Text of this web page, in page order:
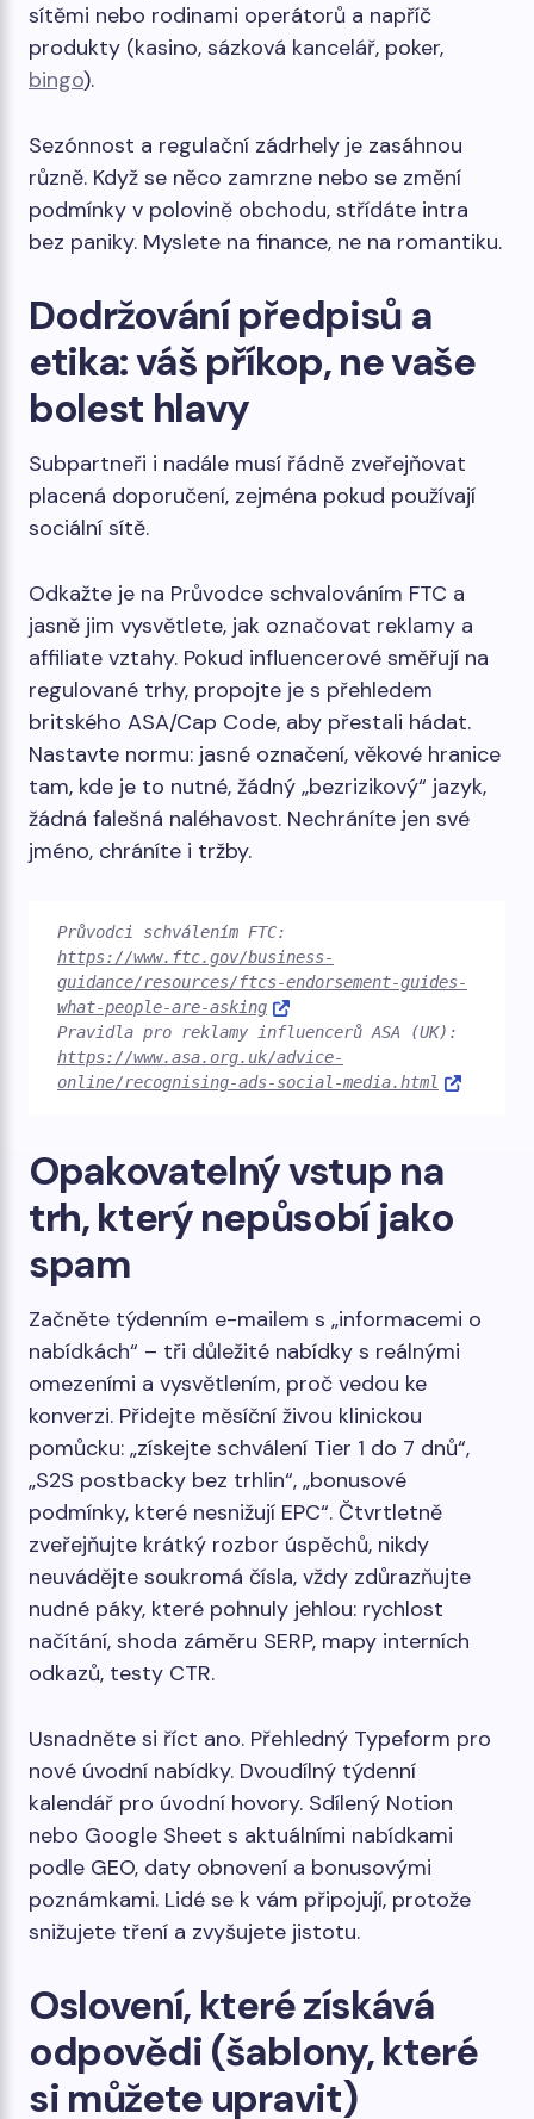
sítěmi nebo rodinami operátorů a napříč
produkty (kasino, sázková kancelář, poker,
bingo).
Sezónnost a regulační zádrhely je zasáhnou
různě. Když se něco zamrzne nebo se změní
podmínky v polovině obchodu, střídáte intra
bez paniky. Myslete na finance, ne na romantiku.
Dodržování předpisů a
etika: váš příkop, ne vaše
bolest hlavy
Subpartneři i nadále musí řádně zveřejňovat
placená doporučení, zejména pokud používají
sociální sítě.
Odkažte je na Průvodce schvalováním FTC a
jasně jim vysvětlete, jak označovat reklamy a
affiliate vztahy. Pokud influencerové směřují na
regulované trhy, propojte je s přehledem
britského ASA/Cap Code, aby přestali hádat.
Nastavte normu: jasné označení, věkové hranice
tam, kde je to nutné, žádný „bezrizikový“ jazyk,
žádná falešná naléhavost. Nechráníte jen své
jméno, chráníte i tržby.
https://www.ftc.gov/business-
guidance/resources/ftcs-endorsement-guides-
what-people-are-asking
https://www.asa.org.uk/advice-
online/recognising-ads-social-media.html
Opakovatelný vstup na
trh, který nepůsobí jako
spam
Začněte týdenním e-mailem s „informacemi o
nabídkách“ – tři důležité nabídky s reálnými
omezeními a vysvětlením, proč vedou ke
konverzi. Přidejte měsíční živou klinickou
pomůcku: „získejte schválení Tier 1 do 7 dnů“,
„S2S postbacky bez trhlin“, „bonusové
podmínky, které nesnižují EPC“. Čtvrtletně
zveřejňujte krátký rozbor úspěchů, nikdy
neuvádějte soukromá čísla, vždy zdůrazňujte
nudné páky, které pohnuly jehlou: rychlost
načítání, shoda záměru SERP, mapy interních
odkazů, testy CTR.
Usnadněte si říct ano. Přehledný Typeform pro
nové úvodní nabídky. Dvoudílný týdenní
kalendář pro úvodní hovory. Sdílený Notion
nebo Google Sheet s aktuálními nabídkami
podle GEO, daty obnovení a bonusovými
poznámkami. Lidé se k vám připojují, protože
snižujete tření a zvyšujete jistotu.
Oslovení, které získává
odpovědi (šablony, které
si můžete upravit)